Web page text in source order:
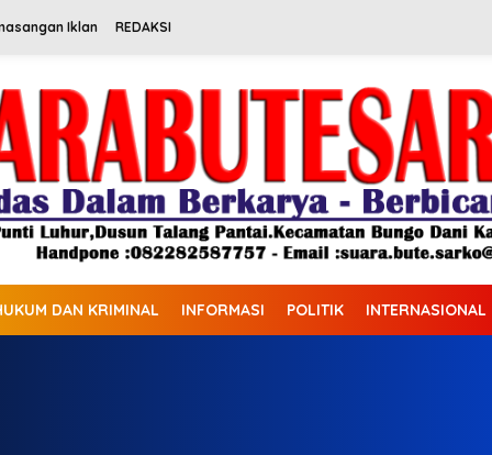
Iklan REDAKSI
DAN KRIMINAL INFORMASI POLITIK INTERNASIONAL